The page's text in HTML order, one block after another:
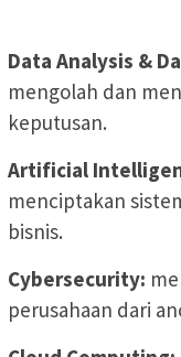
Data Analysis &
mengolah dan
keputusan.
Artificial
menciptakan
bisnis.
Cybersecurity:
perusahaan dari